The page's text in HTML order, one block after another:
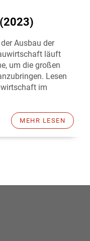
Ausbau der
läuft
um die großen
Lesen
im
MEHR LESEN